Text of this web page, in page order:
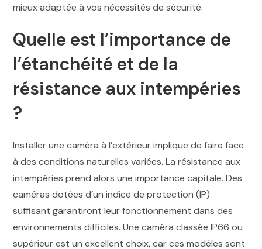
mieux adaptée à vos nécessités de sécurité.
Quelle est l’importance de
l’étanchéité et de la
résistance aux intempéries
?
Installer une caméra à l’extérieur implique de faire face
à des conditions naturelles variées. La résistance aux
intempéries prend alors une importance capitale. Des
caméras dotées d’un indice de protection (IP)
suffisant garantiront leur fonctionnement dans des
environnements difficiles. Une caméra classée IP66 ou
supérieur est un excellent choix, car ces modèles sont